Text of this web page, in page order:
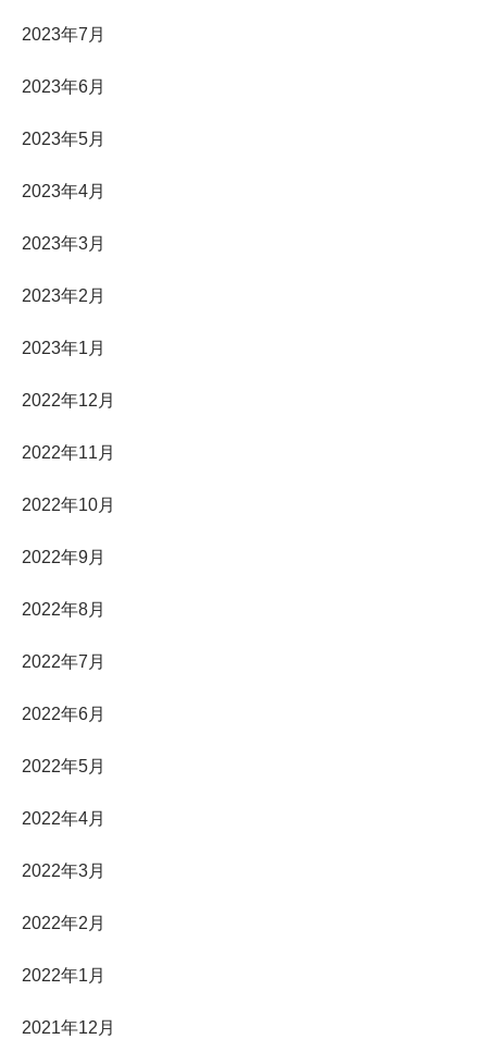
2023年7月
2023年6月
2023年5月
2023年4月
2023年3月
2023年2月
2023年1月
2022年12月
2022年11月
2022年10月
2022年9月
2022年8月
2022年7月
2022年6月
2022年5月
2022年4月
2022年3月
2022年2月
2022年1月
2021年12月